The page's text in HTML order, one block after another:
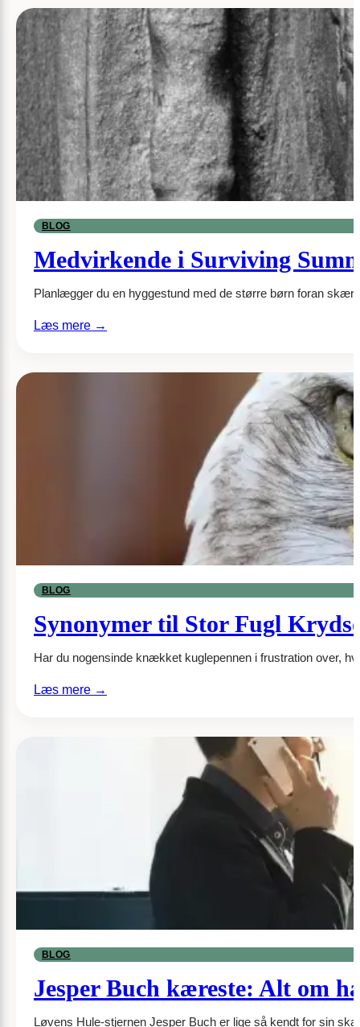
BLOG
Medvirkende i Surviving
Planlægger du en hyggestund med de større børn foran
Læs mere →
BLOG
Synonymer til Stor Fugl
Har du nogensinde knækket kuglepennen i frustration over,
Læs mere →
BLOG
Jesper Buch kæreste: Alt om
Løvens Hule-stjernen Jesper Buch er lige så kendt for sin